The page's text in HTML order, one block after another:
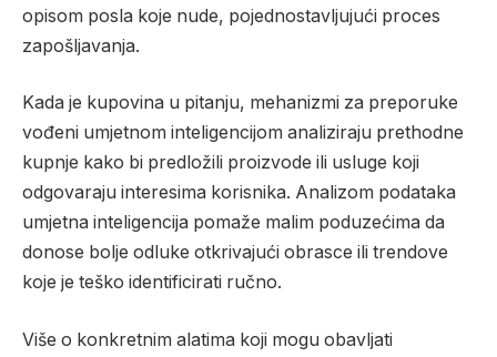
opisom posla koje nude, pojednostavljujući proces
zapošljavanja.
Kada je kupovina u pitanju, mehanizmi za preporuke
vođeni umjetnom inteligencijom analiziraju prethodne
kupnje kako bi predložili proizvode ili usluge koji
odgovaraju interesima korisnika. Analizom podataka
umjetna inteligencija pomaže malim poduzećima da
donose bolje odluke otkrivajući obrasce ili trendove
koje je teško identificirati ručno.
Više o konkretnim alatima koji mogu obavljati